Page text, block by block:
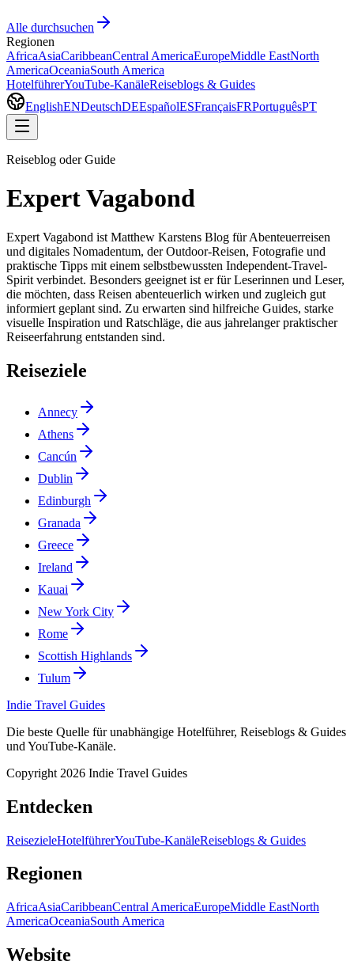
Alle durchsuchen
Regionen
AfricaAsiaCaribbeanCentral AmericaEuropeMiddle EastNorth
AmericaOceaniaSouth America
HotelführerYouTube-KanäleReiseblogs & Guides
EnglishENDeutschDEEspañolESFrançaisFRPortuguêsPT
Reiseblog oder Guide
Expert Vagabond
Expert Vagabond ist Matthew Karstens Blog für Abenteuerreisen
und digitales Nomadentum, der Outdoor-Reisen, Fotografie und
praktische Tipps mit einem selbstbewussten Independent-Travel-
Spirit verbindet. Besonders geeignet ist er für Leserinnen und Leser,
die möchten, dass Reisen abenteuerlich wirken und zugleich gut
informiert geplant sind. Zu erwarten sind hilfreiche Guides, starke
visuelle Inspiration und Ratschläge, die aus jahrelanger praktischer
Reiseerfahrung entstanden sind.
Reiseziele
Annecy
Athens
Cancún
Dublin
Edinburgh
Granada
Greece
Ireland
Kauai
New York City
Rome
Scottish Highlands
Tulum
Indie Travel Guides
Die beste Quelle für unabhängige Hotelführer, Reiseblogs & Guides
und YouTube-Kanäle.
Copyright 2026 Indie Travel Guides
Entdecken
ReisezieleHotelführerYouTube-KanäleReiseblogs & Guides
Regionen
AfricaAsiaCaribbeanCentral AmericaEuropeMiddle EastNorth
AmericaOceaniaSouth America
Website